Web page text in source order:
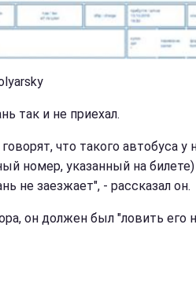
так и не приехал.
что такого автобуса у
номер, указанный на
не заезжает", - рассказал он.
он должен был "ловить его